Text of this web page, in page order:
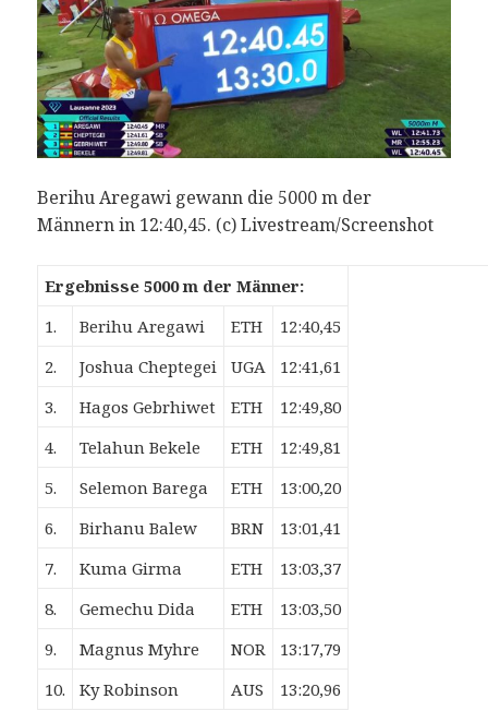
Berihu Aregawi gewann die 5000 m der
Männern in 12:40,45. (c) Livestream/Screenshot
Ergebnisse 5000 m der Männer:
1.
Berihu Aregawi ETH
12:40,45
2.
Joshua Cheptegei UGA
12:41,61
3.
Hagos Gebrhiwet ETH
12:49,80
4.
Telahun Bekele ETH
12:49,81
5.
Selemon Barega ETH
13:00,20
6.
Birhanu Balew BRN
13:01,41
7.
Kuma Girma ETH
13:03,37
8.
Gemechu Dida ETH
13:03,50
9.
Magnus Myhre NOR
13:17,79
10.
Ky Robinson AUS 13:20,96